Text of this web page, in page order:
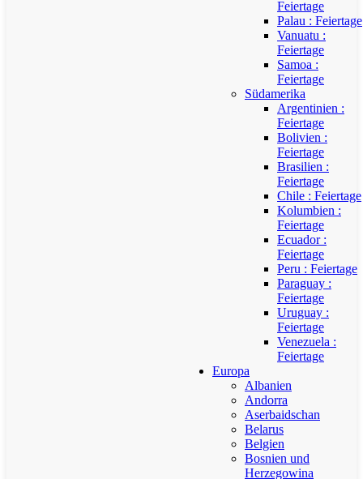
Feiertage
Palau : Feiertage
Vanuatu :
Feiertage
Samoa :
Feiertage
Südamerika
Argentinien :
Feiertage
Bolivien :
Feiertage
Brasilien :
Feiertage
Chile : Feiertage
Kolumbien :
Feiertage
Ecuador :
Feiertage
Peru : Feiertage
Paraguay :
Feiertage
Uruguay :
Feiertage
Venezuela :
Feiertage
Europa
Albanien
Andorra
Aserbaidschan
Belarus
Belgien
Bosnien und
Herzegowina